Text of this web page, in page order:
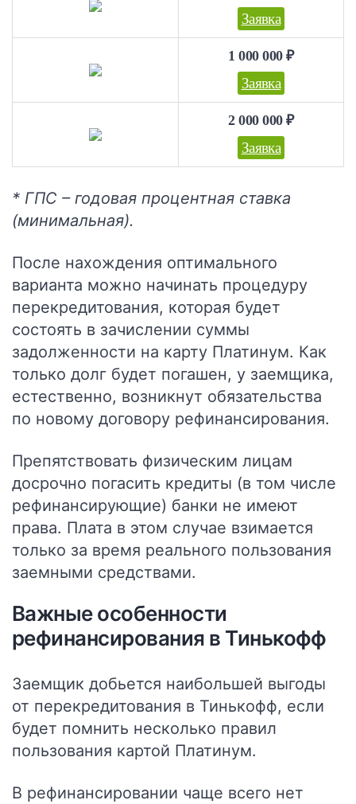
Заявка
1 000 000 ₽
Заявка
2 000 000 ₽
Заявка
* ГПС – годовая процентная ставка
(минимальная).
После нахождения оптимального
варианта можно начинать процедуру
перекредитования, которая будет
состоять в зачислении суммы
задолженности на карту Платинум. Как
только долг будет погашен, у заемщика,
естественно, возникнут обязательства
по новому договору рефинансирования.
Препятствовать физическим лицам
досрочно погасить кредиты (в том числе
рефинансирующие) банки не имеют
права. Плата в этом случае взимается
только за время реального пользования
заемными средствами.
Важные особенности
рефинансирования в Тинькофф
Заемщик добьется наибольшей выгоды
от перекредитования в Тинькофф, если
будет помнить несколько правил
пользования картой Платинум.
В рефинансировании чаще всего нет